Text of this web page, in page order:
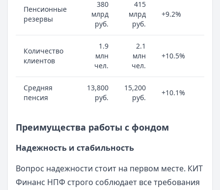
Пенсионные
резервы
380
млрд
руб.
415
млрд
руб.
+9.2%
Количество
клиентов
1.9
млн
чел.
2.1
млн
чел.
+10.5%
Средняя
пенсия
13,800
руб.
15,200
руб.
+10.1%
Преимущества работы с фондом
Надежность и стабильность
Вопрос надежности стоит на первом месте. КИТ
Финанс НПФ строго соблюдает все требования